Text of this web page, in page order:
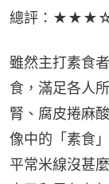
總評：
雖然主打素食
食，滿足各人
腎、腐皮捲麻
像中的「素食
平常米線沒甚